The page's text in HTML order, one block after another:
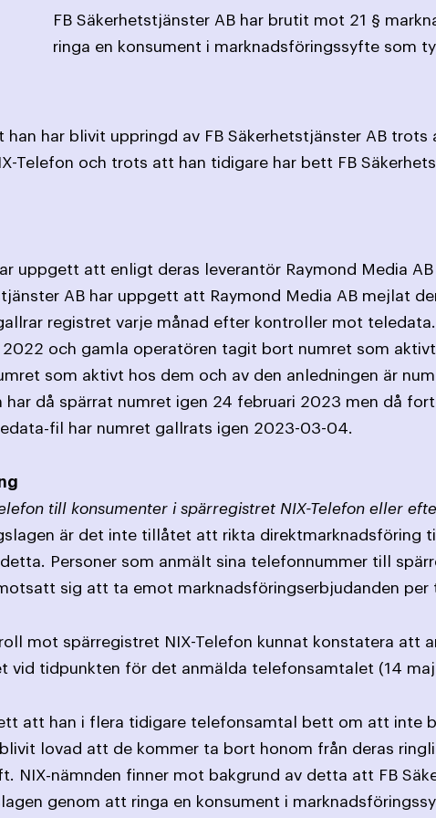
FB Säkerhetstjänster AB har brutit mot 21 §
ringa en konsument i marknadsföringssyfte som
har blivit uppringd av FB Säkerhetstjänster AB
Telefon och trots att han tidigare har bett FB
uppgett att enligt deras leverantör Raymond Media
AB har uppgett att Raymond Media AB mejlat
registret varje månad efter kontroller mot
och gamla operatören tagit bort numret som
som aktivt hos dem och av den anledningen är
har då spärrat numret igen 24 februari 2023 men då
fil har numret gallrats igen 2023-03-04.
till konsumenter i spärregistret NIX-Telefon eller
är det inte tillåtet att rikta direktmarknadsföring
Personer som anmält sina telefonnummer till
sig att ta emot marknadsföringserbjudanden per
mot spärregistret NIX-Telefon kunnat konstatera att
vid tidpunkten för det anmälda telefonsamtalet (14
att han i flera tidigare telefonsamtal bett om att inte
lovad att de kommer ta bort honom från deras
NIX-nämnden finner mot bakgrund av detta att FB
genom att ringa en konsument i